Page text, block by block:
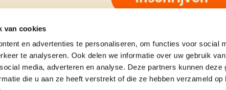
van cookies
en advertenties te personaliseren, om functies voor social
te analyseren. Ook delen we informatie over uw gebruik
media, adverteren en analyse. Deze partners kunnen deze
die u aan ze heeft verstrekt of die ze hebben verzameld op